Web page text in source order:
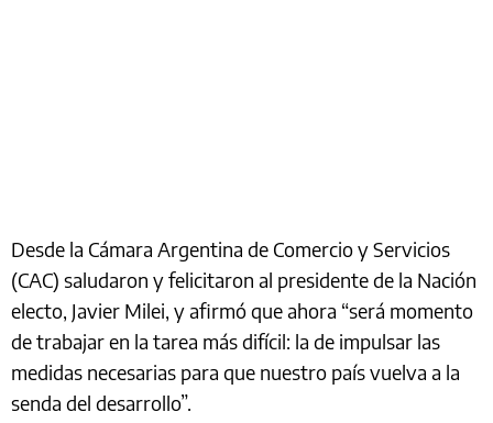
Desde la Cámara Argentina de Comercio y Servicios
(CAC) saludaron y felicitaron al presidente de la Nación
electo, Javier Milei, y afirmó que ahora “será momento
de trabajar en la tarea más difícil: la de impulsar las
medidas necesarias para que nuestro país vuelva a la
senda del desarrollo”.